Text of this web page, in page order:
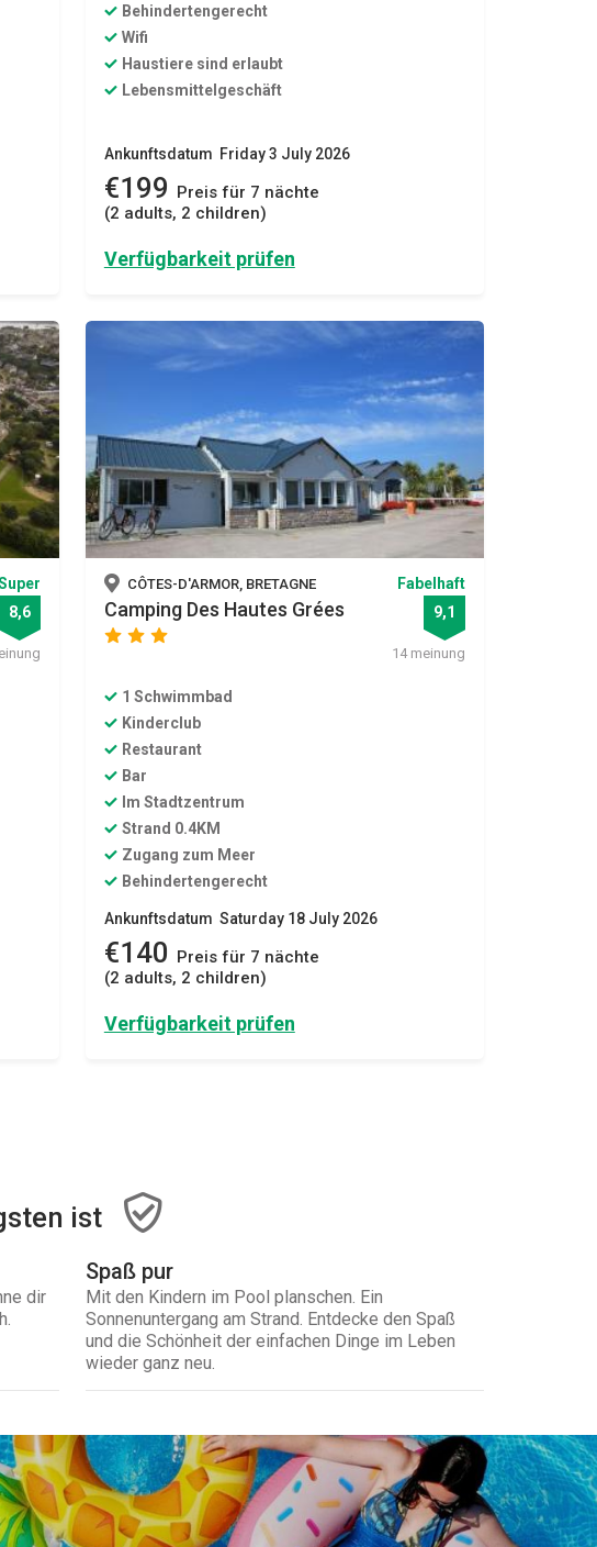
Behindertengerecht
Wifi
Haustiere sind erlaubt
Lebensmittelgeschäft
Ankunftsdatum Friday 3 July 2026
€199 Preis für 7 nächte
(2 adults, 2 children)
Verfügbarkeit prüfen
8,6
CÔTES-D'ARMOR, BRETAGNE
Camping Des Hautes Grées
starstarstar
Fabelhaft
9,1
14 meinung
1 Schwimmbad
Kinderclub
Restaurant
Bar
Im Stadtzentrum
Strand 0.4KM
Zugang zum Meer
Behindertengerecht
Ankunftsdatum Saturday 18 July 2026
€140 Preis für 7 nächte
(2 adults, 2 children)
Verfügbarkeit prüfen
ist
dir
Spaß pur
Mit den Kindern im Pool planschen. Ein
Sonnenuntergang am Strand. Entdecke den Spaß
und die Schönheit der einfachen Dinge im Leben
wieder ganz neu.